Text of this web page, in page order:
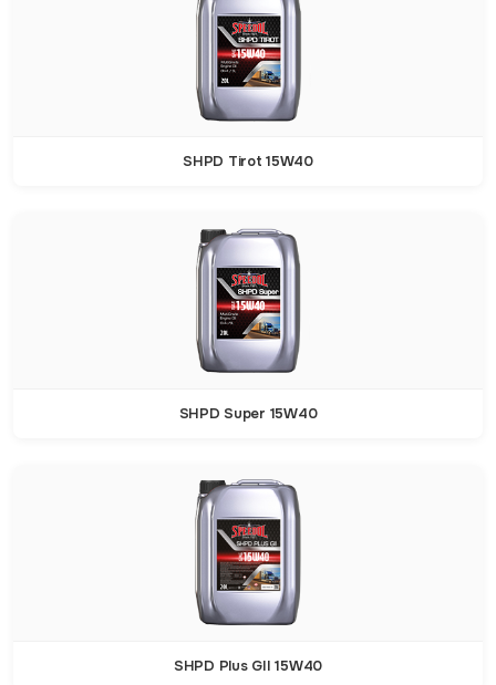
SHPD Tirot 15W40
SHPD Super 15W40
SHPD Plus GII 15W40